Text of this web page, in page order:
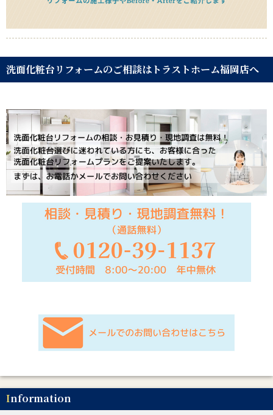
洗面化粧台リフォームのご相談はトラストホーム福岡店へ
Information